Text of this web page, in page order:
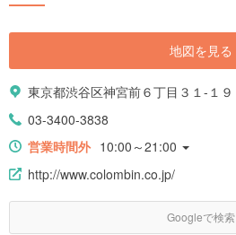
地図を見る
東京都渋谷区神宮前６丁目３１-１９
03-3400-3838
営業時間外 10:00～21:00
http://www.colombin.co.jp/
Googleで検索